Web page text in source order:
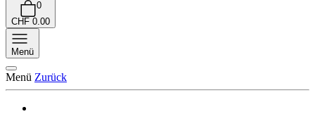
0
CHF 0.00
Menü
Menü Zurück